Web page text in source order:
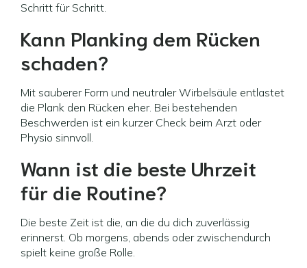
Schritt für Schritt.
Kann Planking dem Rücken
schaden?
Mit sauberer Form und neutraler Wirbelsäule entlastet
die Plank den Rücken eher. Bei bestehenden
Beschwerden ist ein kurzer Check beim Arzt oder
Physio sinnvoll.
Wann ist die beste Uhrzeit
für die Routine?
Die beste Zeit ist die, an die du dich zuverlässig
erinnerst. Ob morgens, abends oder zwischendurch
spielt keine große Rolle.